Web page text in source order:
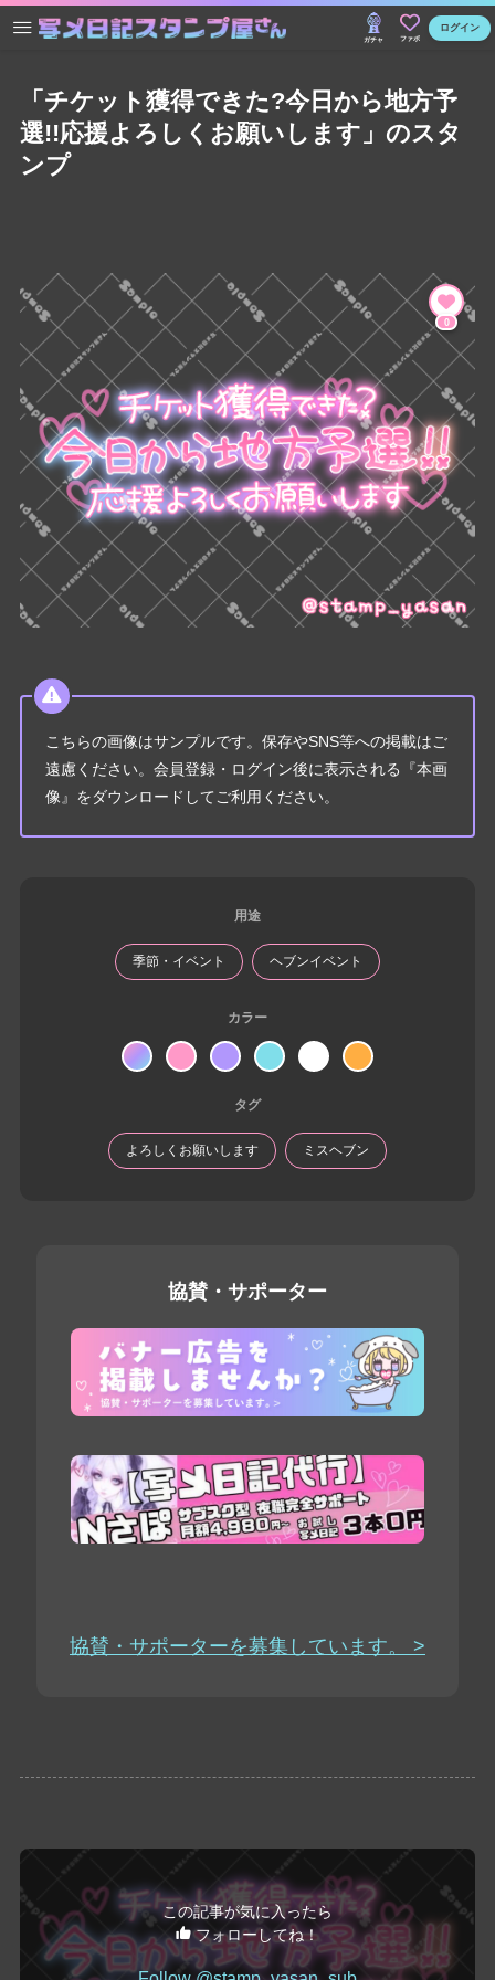
ガチャ ファボ
ログイン
「チケット獲得できた?今日から地方予
選!!応援よろしくお願いします」のスタ
ンプ
0
こちらの画像はサンプルです。保存やSNS等への掲載はご
遠慮ください。会員登録・ログイン後に表示される『本画
像』をダウンロードしてご利用ください。
用途
季節・イベント ヘブンイベント
カラー
タグ
よろしくお願いします ミスヘブン
協賛・サポーター
協賛・サポーターを募集しています。 >
この記事が気に入ったら
フォローしてね！